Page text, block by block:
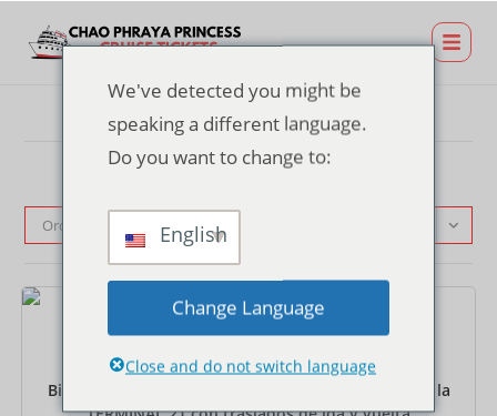
Orden predeterminado
Entradas
Billete de crucero con cena en el muelle Rama 3 de la
We've detected you might be
speaking a different language.
Do you want to change to:
English
Change Language
Close and do not switch language